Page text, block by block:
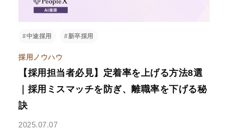
#中途採用 #新卒採用
採用ノウハウ
【採用担当者必見】定着率を上げる方法8選
｜採用ミスマッチを防ぎ、離職率を下げる秘
訣
2025.07.07